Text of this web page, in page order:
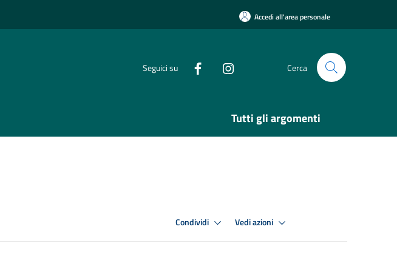
Accedi all'area personale
Seguici su Cerca
Tutti gli argomenti
Condividi Vedi azioni